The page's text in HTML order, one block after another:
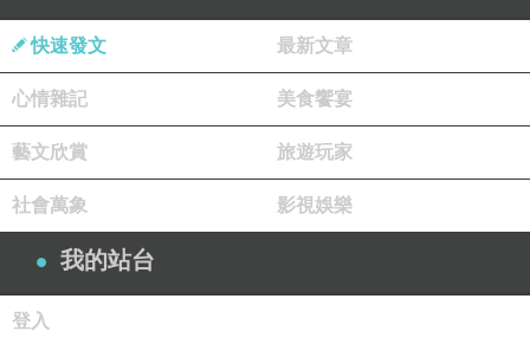
產品網址
快速發文 最新文章
心情雜記 美食饗宴
藝文欣賞 旅遊玩家
社會萬象 影視娛樂
我的站台
登入